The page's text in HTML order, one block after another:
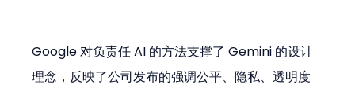
Google 对负责任 AI 的方法支撑了 Gemini 的设计
理念，反映了公司发布的强调公平、隐私、透明度